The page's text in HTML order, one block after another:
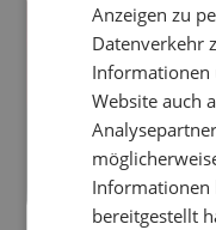
Anzeigen zu
Datenverkehr
Informationen
Website auch
Informationen
bereitgestellt